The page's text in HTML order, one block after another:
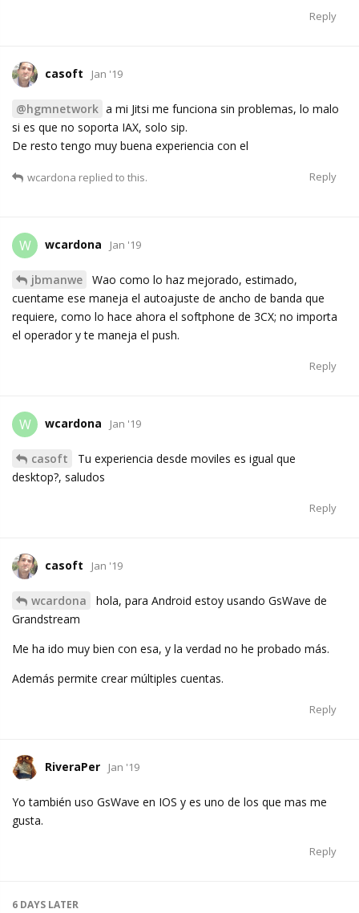
Reply
casoft Jan '19
@hgmnetwork a mi Jitsi me funciona sin problemas, lo malo
si es que no soporta IAX, solo sip.
De resto tengo muy buena experiencia con el
Reply
wcardona replied to this.
W wcardona Jan '19
jbmanwe
Wao como lo haz mejorado, estimado,
cuentame ese maneja el autoajuste de ancho de banda que
requiere, como lo hace ahora el softphone de 3CX; no importa
el operador y te maneja el push.
Reply
W wcardona Jan '19
casoft
Tu experiencia desde moviles es igual que
desktop?, saludos
Reply
casoft Jan '19
wcardona
hola, para Android estoy usando GsWave de
Grandstream
Me ha ido muy bien con esa, y la verdad no he probado más.
Además permite crear múltiples cuentas.
Reply
RiveraPer Jan '19
Yo también uso GsWave en IOS y es uno de los que mas me
gusta.
Reply
6 DAYS LATER